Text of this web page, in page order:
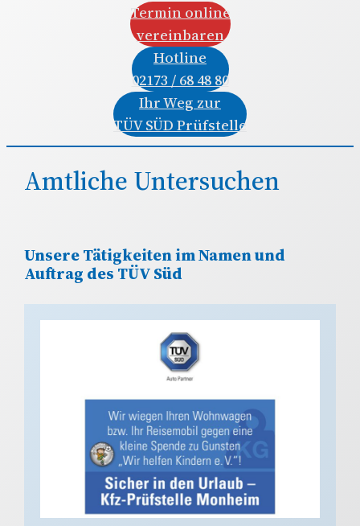
Termin online
vereinbaren
Hotline
02173 / 68 48 80
Ihr Weg zur
TÜV SÜD Prüfstelle
Amtliche Untersuchen
Unsere Tätigkeiten im Namen und
Auftrag des TÜV Süd